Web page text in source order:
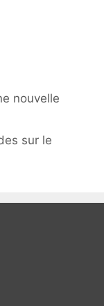
nouvelle
sur le